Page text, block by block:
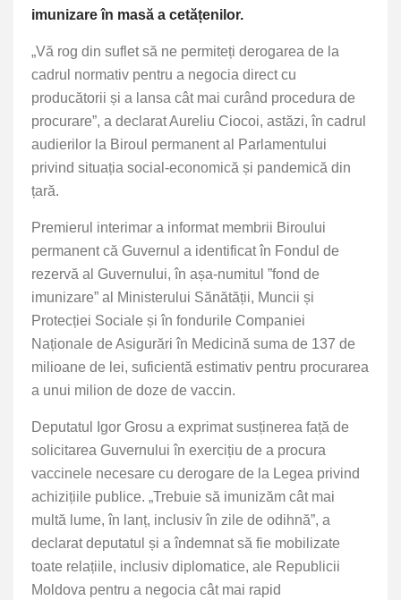
imunizare în masă a cetățenilor.
„Vă rog din suflet să ne permiteți derogarea de la
cadrul normativ pentru a negocia direct cu
producătorii și a lansa cât mai curând procedura de
procurare”, a declarat Aureliu Ciocoi, astăzi, în cadrul
audierilor la Biroul permanent al Parlamentului
privind situația social-economică și pandemică din
țară.
Premierul interimar a informat membrii Biroului
permanent că Guvernul a identificat în Fondul de
rezervă al Guvernului, în așa-numitul ”fond de
imunizare” al Ministerului Sănătății, Muncii și
Protecției Sociale și în fondurile Companiei
Naționale de Asigurări în Medicină suma de 137 de
milioane de lei, suficientă estimativ pentru procurarea
a unui milion de doze de vaccin.
Deputatul Igor Grosu a exprimat susținerea față de
solicitarea Guvernului în exercițiu de a procura
vaccinele necesare cu derogare de la Legea privind
achizițiile publice. „Trebuie să imunizăm cât mai
multă lume, în lanț, inclusiv în zile de odihnă”, a
declarat deputatul și a îndemnat să fie mobilizate
toate relațiile, inclusiv diplomatice, ale Republicii
Moldova pentru a negocia cât mai rapid